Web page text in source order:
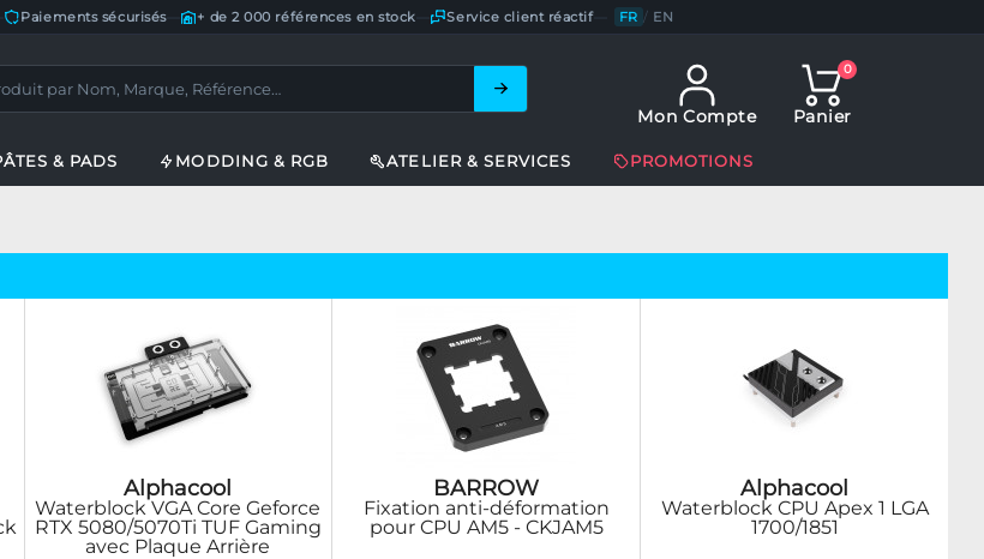
Paiements sécurisés— + de 2 000 références en stock Service client réactif— FR / EN
Mon Compte
0
Panier
& PADS MODDING & RGB ATELIER & SERVICES PROMOTIONS
Alphacool
Waterblock VGA Core Geforce
RTX 5080/5070Ti TUF Gaming
avec Plaque Arrière
BARROW
Fixation anti-déformation
pour CPU AM5 - CKJAM5
Alphacool
Waterblock CPU Apex 1 LGA
1700/1851